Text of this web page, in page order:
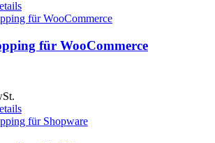
für WooCommerce